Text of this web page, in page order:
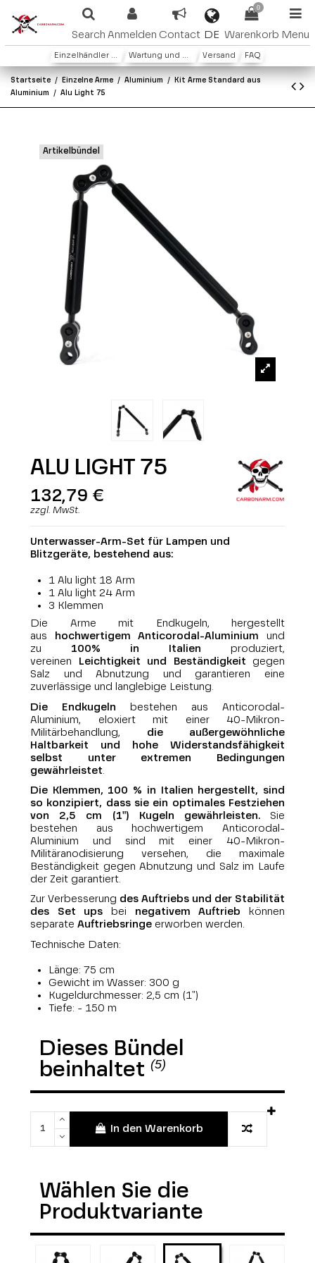
Search Anmelden Contact DE
0
Warenkorb Menu
Einzelhändler oder Distributoren Wartung und Garantie Versand FAQ
Startseite Einzelne Arme Aluminium
Kit Arme Standard aus
Aluminium
Alu Light 75
Artikelbündel
ALU LIGHT 75
132,79 €
zzgl. MwSt.
Unterwasser-Arm-Set für Lampen und
Blitzgeräte, bestehend aus:
1 Alu light 18 Arm
1 Alu light 24 Arm
3 Klemmen
Die Arme mit Endkugeln, hergestellt
aus
hochwertigem Anticorodal-Aluminium und
zu 100% in Italien produziert,
vereinen
Leichtigkeit und Beständigkeit gegen
Salz und Abnutzung und garantieren eine
zuverlässige und langlebige Leistung.
Die Endkugeln bestehen aus Anticorodal-
Aluminium, eloxiert mit einer 40-Mikron-
Militärbehandlung, die außergewöhnliche
Haltbarkeit und hohe Widerstandsfähigkeit
selbst unter extremen Bedingungen
gewährleistet
Die Klemmen, 100 % in Italien hergestellt, sind
so konzipiert, dass sie ein optimales Festziehen
von 2,5 cm (1") Kugeln gewährleisten.Sie
bestehen aus hochwertigem Anticorodal-
Aluminium und sind mit einer 40-Mikron-
Militäranodisierung versehen, die maximale
Beständigkeit gegen Abnutzung und Salz im Laufe
der Zeit garantiert.
Zur Verbesserung des Auftriebs und der Stabilität
des Set ups bei negativem Auftrieb können
separate Auftriebsringe erworben werden.
Technische Daten:
Länge: 75 cm
Gewicht im Wasser: 300 g
Kugeldurchmesser: 2,5 cm (1")
Tiefe: - 150 m
Dieses Bündel
beinhaltet (5)
In den Warenkorb
Wählen Sie die
Produktvariante